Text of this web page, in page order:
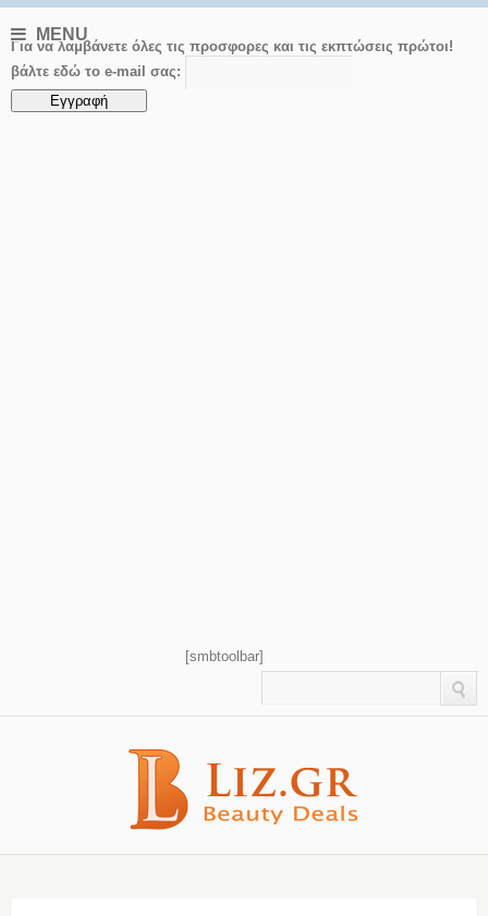
MENU
Για να λαμβάνετε όλες τις προσφορες και τις εκπτώσεις πρώτοι!
βάλτε εδώ το e-mail σας:
[smbtoolbar]